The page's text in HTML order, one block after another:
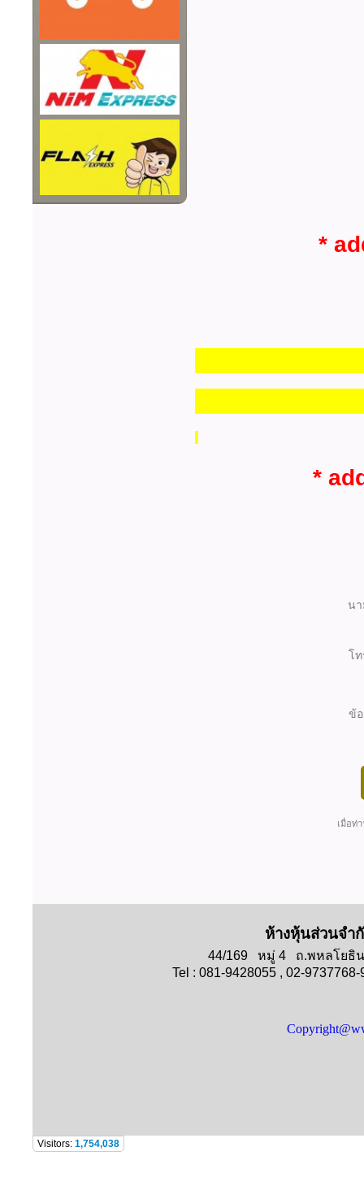
*
*
น
โ
ข้
เมื่อท่
ห้างหุ้นส่วนจำ
44/169 หมู่ 4 ถ.พหลโยธิ
Tel : 081-9428055 , 02-
Visitors: 1,754,038